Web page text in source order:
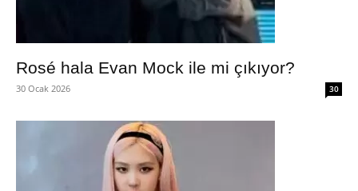
Rosé hala Evan Mock ile mi çıkıyor?
30 Ocak 2026 30